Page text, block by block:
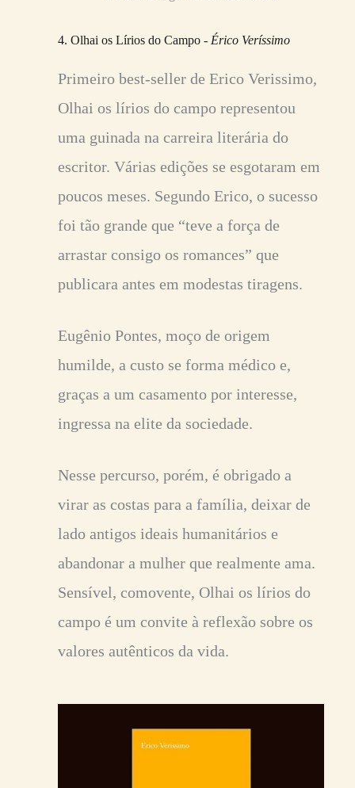
4. Olhai os Lírios do Campo - Érico Veríssimo
Primeiro best-seller de Erico Verissimo,
Olhai os lírios do campo representou
uma guinada na carreira literária do
escritor. Várias edições se esgotaram em
poucos meses. Segundo Erico, o sucesso
foi tão grande que “teve a força de
arrastar consigo os romances” que
publicara antes em modestas tiragens.
Eugênio Pontes, moço de origem
humilde, a custo se forma médico e,
graças a um casamento por interesse,
ingressa na elite da sociedade.
Nesse percurso, porém, é obrigado a
virar as costas para a família, deixar de
lado antigos ideais humanitários e
abandonar a mulher que realmente ama.
Sensível, comovente, Olhai os lírios do
campo é um convite à reflexão sobre os
valores autênticos da vida.